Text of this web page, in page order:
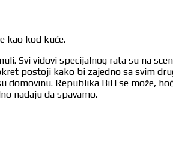
kao kod kuće.
Svi vidovi specijalnog rata su na
postoji kako bi zajedno sa svim
Republika BiH se može,
nadaju da spavamo.